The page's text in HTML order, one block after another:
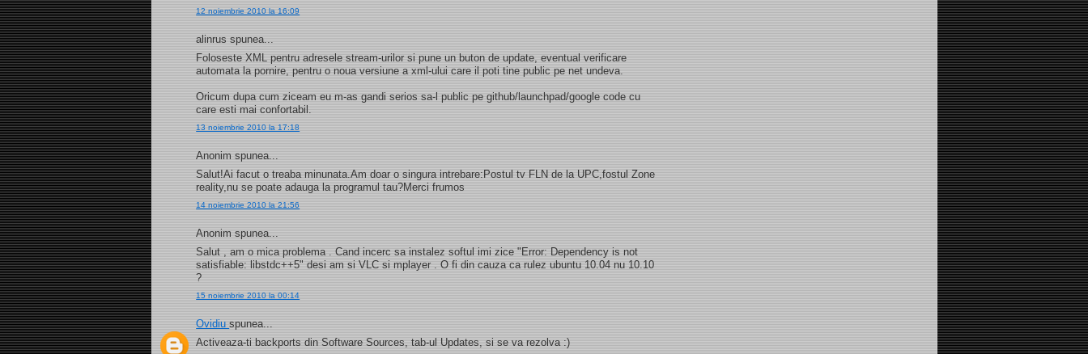
12 noiembrie 2010 la 16:09
alinrus spunea...
Foloseste XML pentru adresele stream-urilor si pune un buton de update, eventual verificare
automata la pornire, pentru o noua versiune a xml-ului care il poti tine public pe net undeva.
Oricum dupa cum ziceam eu m-as gandi serios sa-l public pe github/launchpad/google code cu
care esti mai confortabil.
13 noiembrie 2010 la 17:18
Anonim spunea...
Salut!Ai facut o treaba minunata.Am doar o singura intrebare:Postul tv FLN de la UPC,fostul Zone
reality,nu se poate adauga la programul tau?Merci frumos
14 noiembrie 2010 la 21:56
Anonim spunea...
Salut , am o mica problema . Cand incerc sa instalez softul imi zice "Error: Dependency is not
satisfiable: libstdc++5" desi am si VLC si mplayer . O fi din cauza ca rulez ubuntu 10.04 nu 10.10
?
15 noiembrie 2010 la 00:14
Ovidiuspunea...
Activeaza-ti backports din Software Sources, tab-ul Updates, si se va rezolva :)